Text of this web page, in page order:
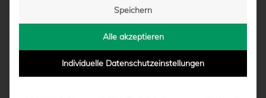
vonMarcel Weskamp|28.07.2022 - 10:48
Speichern
Alle akzeptieren
Individuelle Datenschutzeinstellungen